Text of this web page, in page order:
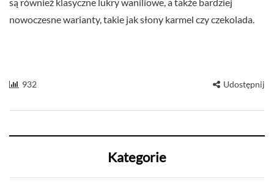
nowoczesne warianty, takie jak słony karmel czy czekolada.
932 Udostępnij
Kategorie